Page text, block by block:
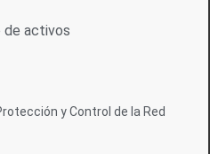
de activos
y Control de la Red